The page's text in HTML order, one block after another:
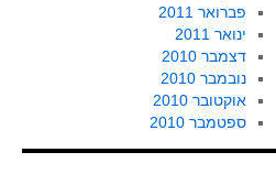
פברואר 2011
ינואר 2011
דצמבר 2010
נובמבר 2010
אוקטובר 2010
ספטמבר 2010